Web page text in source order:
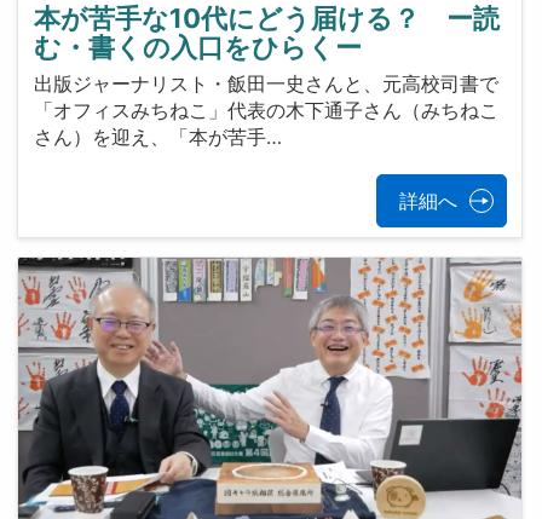
本が苦手な10代にどう届ける？ ー読
む・書くの入口をひらくー
出版ジャーナリスト・飯田一史さんと、元高校司書で
「オフィスみちねこ」代表の木下通子さん（みちねこ
さん）を迎え、「本が苦手…
詳細へ